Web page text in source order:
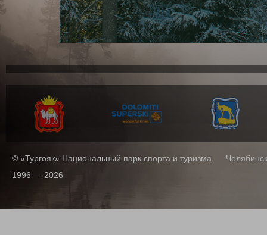
© «Тургояк» Национальный парк спорта и туризма
1996 — 2026